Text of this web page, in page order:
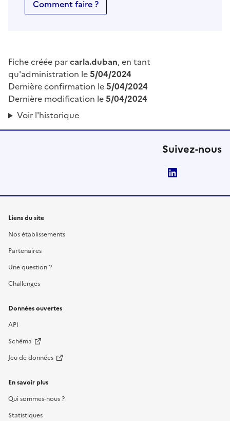
Comment faire ?
Fiche créée parcarla.duban, en tant
qu'administration le5/04/2024
Dernière confirmation le5/04/2024
Dernière modification le5/04/2024
Voir l'historique
Suivez-nous
Liens du site
Nos établissements
Partenaires
Une question ?
Challenges
Données ouvertes
API
Schéma
Jeu de données
En savoir plus
Qui sommes-nous ?
Statistiques